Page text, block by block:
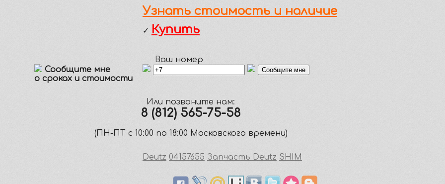
Узнать стоимость и наличие
✓ Купить
Сообщите мне
о сроках и стоимости
Ваш номер
Или позвоните нам:
8 (812) 565-75-58
(ПН-ПТ c 10:00 по 18:00 Московского времени)
Deutz 04157655 Запчасть Deutz SHIM